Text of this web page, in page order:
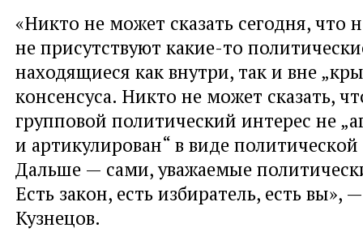
«Никто не может сказать сегодня, что
не присутствуют какие-то
находящиеся как внутри, так и вне
консенсуса. Никто не может сказать,
групповой политический интерес не
и артикулирован“ в виде
Дальше — сами, уважаемые
Есть закон, есть избиратель, есть вы»,
Кузнецов.